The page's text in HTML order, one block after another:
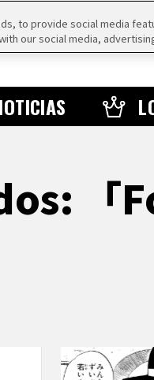
「
to provide social media
our social media,